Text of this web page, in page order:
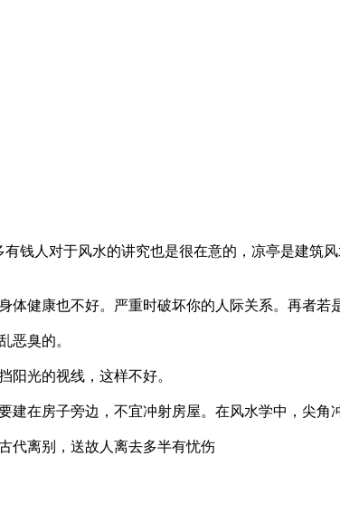
钱人对于风水的讲究也是很在意的，凉亭是建筑
健康也不好。严重时破坏你的人际关系。再者若
恶臭的。
阳光的视线，这样不好。
在房子旁边，不宜冲射房屋。在风水学中，尖角
代离别，送故人离去多半有忧伤